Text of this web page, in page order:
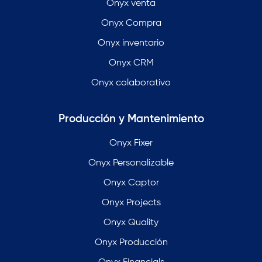
Onyx venta
Onyx Compra
Onyx inventario
Onyx CRM
Onyx colaborativo
Producción y Mantenimiento
Onyx Fixer
Onyx Personalizable
Onyx Captor
Onyx Projects
Onyx Quality
Onyx Producción